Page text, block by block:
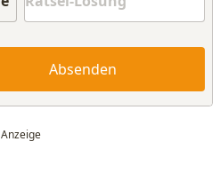
Absenden